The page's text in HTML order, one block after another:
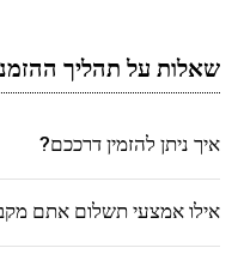
שאלות על תהליך
איך ניתן להזמין דרככם?
אילו אמצעי תשלום אתם